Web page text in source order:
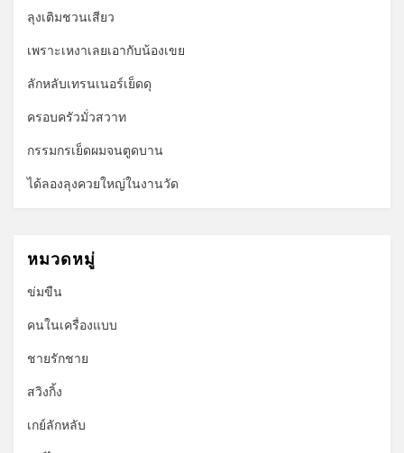
ลุงเติมชวนเสียว
เพราะเหงาเลยเอากับน้องเขย
ลักหลับเทรนเนอร์เย็ดดุ
ครอบครัวมั่วสวาท
กรรมกรเย็ดผมจนตูดบาน
ได้ลองลุงควยใหญ่ในงานวัด
หมวดหมู่
ข่มขืน
คนในเครื่องแบบ
ชายรักชาย
สวิงกิ้ง
เกย์ลักหลับ